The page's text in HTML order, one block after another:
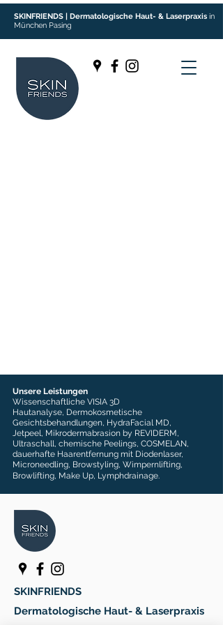
SKINFRIENDS | Dermatologische Haut- & Laserpraxis in
München Pasing
Unsere Leistungen
Wissenschaftliche VISIA 3D
Hautanalyse, Dermokosmetische
Gesichtsbehandlungen, HydraFacial MD,
Jetpeel, Mikrodermabrasion by REVIDERM,
Ultraschall, chemische Peelings, COSMELAN,
dauerhafte Haarentfernung mit Diodenlaser,
Microneedling, Browstyling, Wimpernlifting,
Browlifting, Make Up, Lymphdrainage.
SKINFRIENDS
Dermatologische Haut- & Laserpraxis